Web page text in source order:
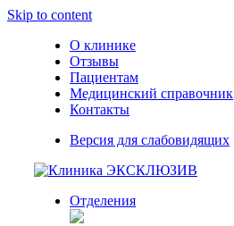
Skip to content
О клинике
Отзывы
Пациентам
Медицинский справочник
Контакты
Версия для слабовидящих
Отделения